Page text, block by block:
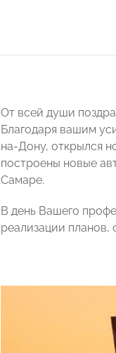
От всей души
Благодаря вашим
на-Дону, открылся
построены новые
Самаре.
В день Вашего
реализации планов,